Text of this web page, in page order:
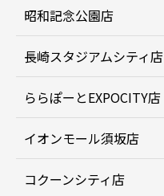
昭和記念公園店
長崎スタジアムシティ店
ららぽーとEXPOCITY店
イオンモール須坂店
コクーンシティ店